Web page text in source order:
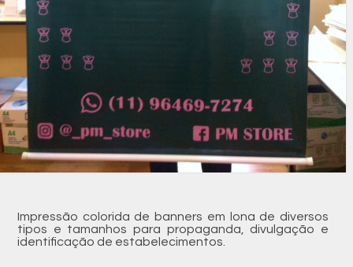
Impressão colorida de banners em lona de diversos
tipos e tamanhos para propaganda, divulgação e
identificação de estabelecimentos.